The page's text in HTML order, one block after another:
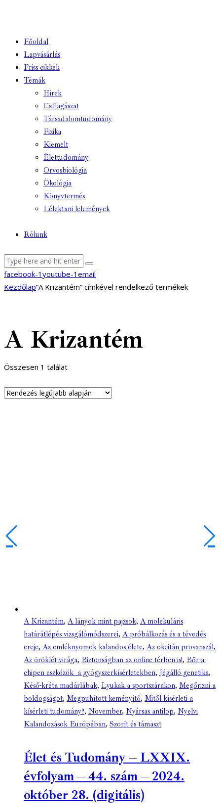
Főoldal
Lapvásárlás
Friss cikkek
Témák
Hírek
Csillagászat
Társadalomtudomány
Fizika
Kiemelt
Élettudomány
Orvosbiológia
Ökológia
Könyvtermés
Lélektani lelemények
Rólunk
facebook-1 youtube-1 email
Kezdőlap“A Krizantém” címkével rendelkező termékek
A Krizantém
Összesen 1 találat
A Krizantém, A lányok mint pajzsok, A molekuláris
határátlépés vizsgálómódszerei, A próbálkozás és a tévedés
ereje, Az emléknyomok kalandos élete, Az okcitán provanszál,
Az öröklét virága, Biztonságban az online térben is!, Bőr-a-
chipen eszközök a gyógyszerkísérletekben, Jégálló genetika,
Késő-kréta madárlábak, Lyukak a sportszárakon, Megőrizni a
boldogságot, Megpuhított keményítő, Mitől kísérleti a
kísérleti tudomány?, November, Nyársas antilop, Nyelvi
Kalandozások Európában, Szorít és támaszt
Élet és Tudomány – LXXIX.
évfolyam – 44. szám – 2024.
október 28. (digitális)